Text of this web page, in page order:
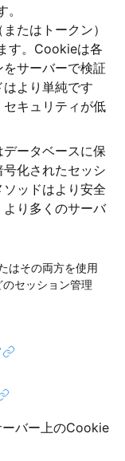
たはトークン）
す。Cookieは各
サーバーで検証
より単純です
キュリティが低
データベースに保
化されたセッシ
ッドはより安全
り多くのサーバ
はその両方を使用
のセッション管理
ーバー上のCookie